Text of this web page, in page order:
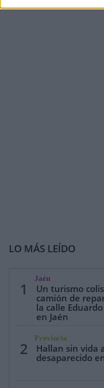
LO MÁS LEÍDO
1
Jaén
Un turismo
camión de
la calle
en Jaén
2
Provincia
Hallan sin vida
desaparecido